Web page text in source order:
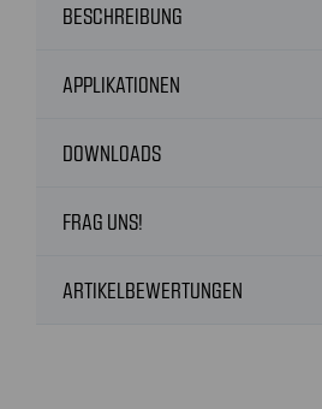
BESCHREIBUNG
APPLIKATIONEN
DOWNLOADS
FRAG UNS!
ARTIKELBEWERTUNGEN